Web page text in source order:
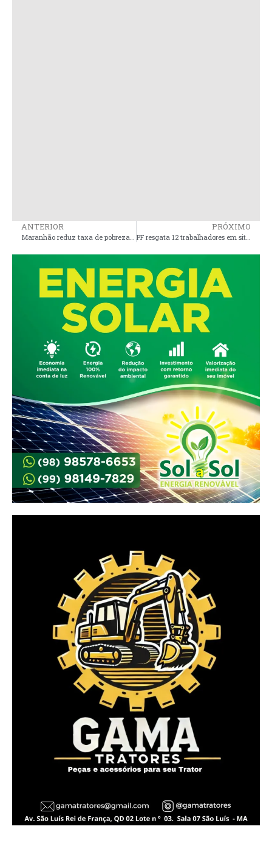
ANTERIOR
Maranhão reduz taxa de pobreza extrema, aponta Fundação Getúlio Vargas
PRÓXIMO
PF resgata 12 trabalhadores em situação análoga à escravidão em fazendas do Maranhão